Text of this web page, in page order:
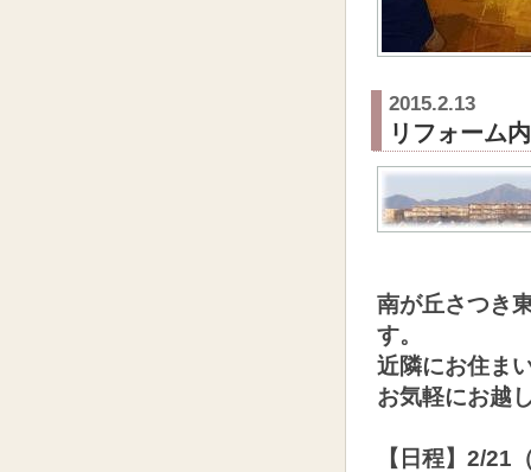
2015.2.13
リフォーム
南が丘さつき
す。
近隣にお住ま
お気軽にお越
【日程】2/21